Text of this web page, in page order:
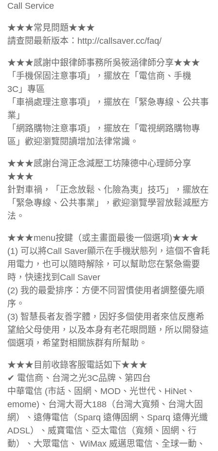
Call Service
★★★常見問題★★★
請查閱最新版本：http://callsaver.cc/faq/
★★★感謝中銀律師事務所吳筱涵律師分享★★★
「手機保固注意事項」，擺放在「電信商、手機
3C」專區
「車禍處理注意事項」，擺放在「緊急專線、公共事
業」
「網路購物注意事項」，擺放在「電視網路購物專
區」歡迎瀏覽閱讀增加法律常識。
★★★感謝台灣正念減壓工坊陳德中心理師分享
★★★
針對車禍，「正念放鬆、化險為夷」技巧」，擺放在
「緊急專線、公共事業」，歡迎瀏覽學習放鬆減壓方
法。
★★★menu按鍵（或主畫面最後一個選項)★★★
(1) 可以將Call Saver顯示在手機狀態列，這個不會耗
用電力，也可以隨時解除，可以幫助您在緊急需要
時，快速找到Call Saver
(2) 我的最愛排序：方便不同習慣使用者調整優先順
序。
(3) 智慧長者友善字體，因好多個使用者來信反應希
望給父母使用，以及本身有老花眼問題，所以開發這
個選項，希望對相關族群有所幫助。
★★★目前收錄客服電話如下★★★
✔ 電信商、台灣之光3C品牌、第四台
中華電信 (市話、固網、MOD、光世代、HiNet、
emome)、台灣大哥大188（台灣大寬頻、台灣大固
網）、遠傳電信（Sparq 遠傳固網、Sparq 遠傳光纖
ADSL）、威寶電信、亞太電信（寬頻、固網、行
動）、大眾電信、 WiMax 威邁思電信、全球一動、